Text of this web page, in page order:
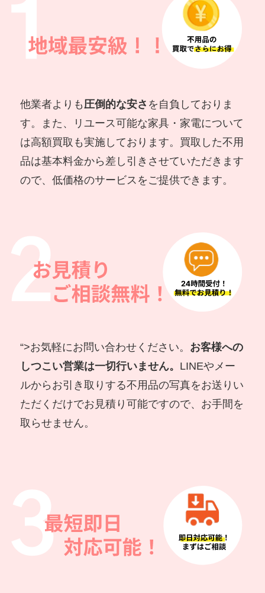
他業者よりも圧倒的な安さ を自負しておりま
す。また、リユース可能な家具・家電について
は高額買取も実施しております。買取した不用
品は基本料金から差し引きさせていただきます
ので、低価格のサービスをご提供できます。
“>お気軽にお問い合わせください。 お客様への
しつこい営業は一切行いません。 LINEやメー
ルからお引き取りする不用品の写真をお送りい
ただくだけでお見積り可能ですので、お手間を
取らせません。